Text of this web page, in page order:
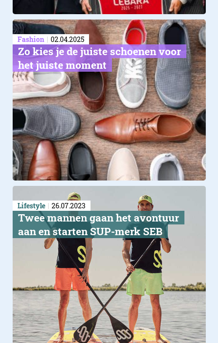
Fashion 02.04.2025
Zo kies je de juiste schoenen voor
het juiste moment
Lifestyle 26.07.2023
​Twee mannen gaan het avontuur
aan en starten SUP-merk SEB